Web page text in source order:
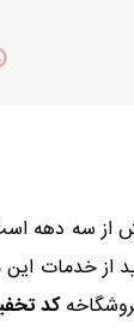
از سه دهه
از خدمات
کد